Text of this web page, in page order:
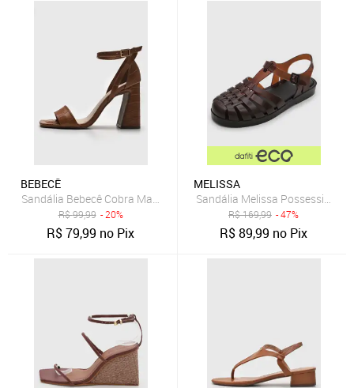
BEBECÊ
Sandália Bebecê Cobra Marrom
R$99,99 - 20%
R$79,99 no Pix
MELISSA
Sandália Melissa Possession
R$169,99 - 47%
R$89,99 no Pix